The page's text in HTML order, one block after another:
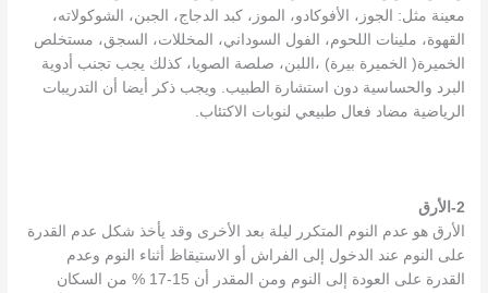
معينة مثل‏:‏ الجوز، الأفوكادو، الموز، كبد الدجاج، الجبن، الشوكولاته،
القهوة، ملينات اللحوم، الفول السوداني، المخللات، السجق، مستخلص
الخميرة‏(‏ الخميرة بيرة‏)‏ ،اللبن، صلصة الصويا‏،‏ كذلك يجب تجنب أدوية
البرد والحساسية دون استشارة الطبيب‏. ويجب ذكر أيضا أن التدريبات
الرياضية مضاد فعال طبيعي لنوبات الاكتئاب.
2-الأرق
الأرق هو عدم النوم المتكرر ليلة بعد الأخرى وقد يأخذ شكل عدم القدرة
على النوم عند الدخول إلى الفراش أو الاستيقاظ أثناء النوم وعدم
القدرة على العودة إلى النوم ومن المقدر أن 15-17 % من السكان